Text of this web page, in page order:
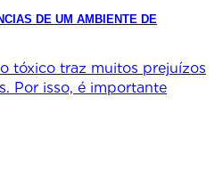
DE UM AMBIENTE DE
tóxico traz muitos prejuízos
Por isso, é importante